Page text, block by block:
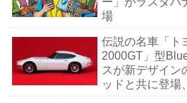
場
伝説の名車「ト
2000GT」型
スが新デザイン
ッドと共に登場